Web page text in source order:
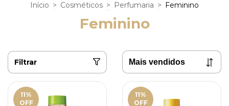
Início > Cosméticos > Perfumaria > Feminino
Feminino
Filtrar
11%
OFF
11%
OFF